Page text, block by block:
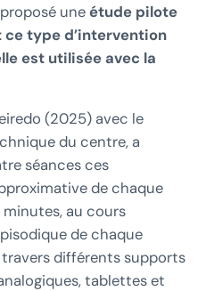
une étude pilote
type d’intervention
est utilisée avec la
(2025) avec le
du centre, a
séances ces
de chaque
au cours
de chaque
différents supports
tablettes et